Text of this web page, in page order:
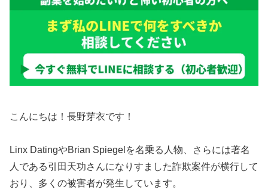
こんにちは！長野芽衣です！
Linx DatingやBrian Spiegelを名乗る人物、さらには著名
人である引田天功さんになりすました詐欺案件が横行して
おり、多くの被害者が発生しています。